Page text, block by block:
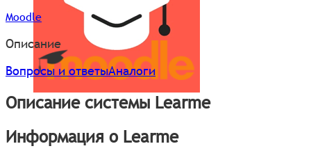
Moodle
Описание
Вопросы и ответыАналоги
Описание системы Learme
Информация о Learme